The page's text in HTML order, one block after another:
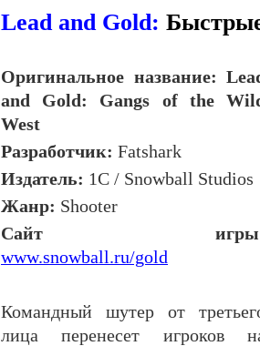
Lead and Gold:
Оригинальное название:
and Gold: Gangs of the
West
Разработчик: Fatshark
Издатель: 1С / Snowball Studios
Жанр: Shooter
Сайт
игры
www.snowball.ru/gold
Командный шутер от
лица перенесет игроков